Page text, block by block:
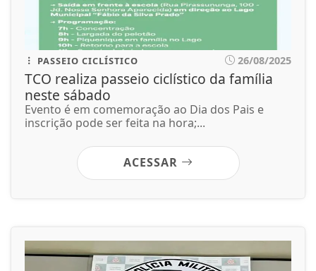
PASSEIO CICLÍSTICO 26/08/2025
TCO realiza passeio ciclístico da família
neste sábado
Evento é em comemoração ao Dia dos Pais e
inscrição pode ser feita na hora;...
ACESSAR